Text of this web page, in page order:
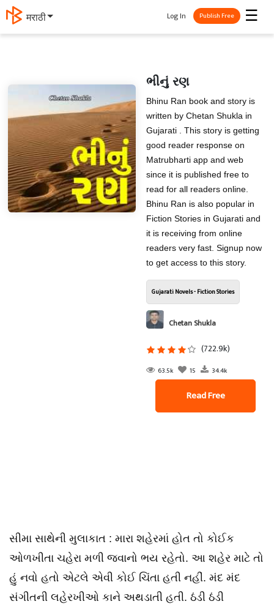
मराठी ☰
Log In Publish Free
ભીનું રણ
Bhinu Ran book and story is
written by Chetan Shukla in
Gujarati . This story is getting
good reader response on
Matrubharti app and web
since it is published free to
read for all readers online.
Bhinu Ran is also popular in
Fiction Stories in Gujarati and
it is receiving from online
readers very fast. Signup now
to get access to this story.
Gujarati Novels - Fiction Stories
Chetan Shukla
(722.9k)
63.5k 15 34.4k
Read Free
સીમા સાથેની મુલાકાત : મારા શહેરમાં હોત તો કોઈક
ઓળખીતા ચહેરા મળી જવાનો ભય રહેતો. આ શહેર માટે તો
હું નવો હતો એટલે એવી કોઈ ચિંતા હતી નહીં. મંદ મંદ
સંગીતની લહેરખીઓ કાને અથડાતી હતી. ઠંડી ઠંડી